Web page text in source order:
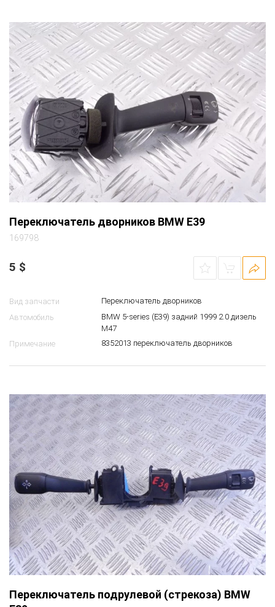
Переключатель дворников BMW E39
169798
5 $
Вид запчасти
Переключатель дворников
Автомобиль
BMW 5-series (E39) задний 1999 2.0 дизель
M47
Примечание
8352013 переключатель дворников
Переключатель подрулевой (стрекоза) BMW